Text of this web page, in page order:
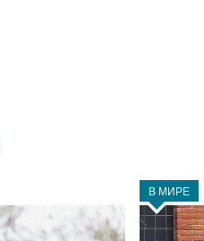
В МИРЕ